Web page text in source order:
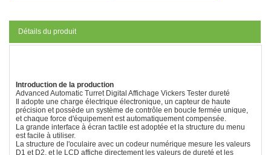
Détails du produit
Introduction de la production
Advanced Automatic Turret Digital Affichage Vickers Tester dureté
Il adopte une charge électrique électronique, un capteur de haute
précision et possède un système de contrôle en boucle fermée unique,
et chaque force d'équipement est automatiquement compensée.
La grande interface à écran tactile est adoptée et la structure du menu
est facile à utiliser.
La structure de l'oculaire avec un codeur numérique mesure les valeurs
D1 et D2, et le LCD affiche directement les valeurs de dureté et les